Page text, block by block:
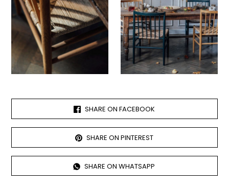
SHARE ON FACEBOOK
SHARE ON PINTEREST
SHARE ON WHATSAPP